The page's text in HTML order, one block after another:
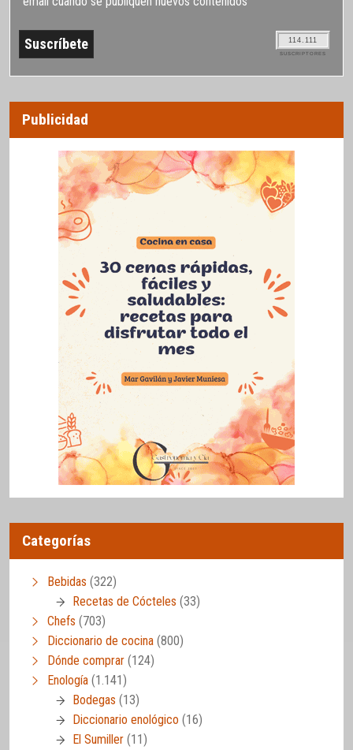
114.111
SUSCRIPTORES
Publicidad
Categorías
Bebidas (322)
Recetas de Cócteles (33)
Chefs (703)
Diccionario de cocina (800)
Dónde comprar (124)
Enología (1.141)
Bodegas (13)
Diccionario enológico (16)
El Sumiller (11)